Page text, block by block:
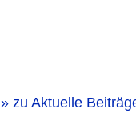
» zu Aktuelle